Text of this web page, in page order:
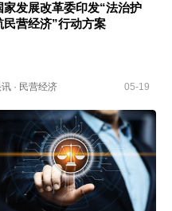
家发展改革委印发“法治护
民营经济”行动方案
· 民营经济 05-19